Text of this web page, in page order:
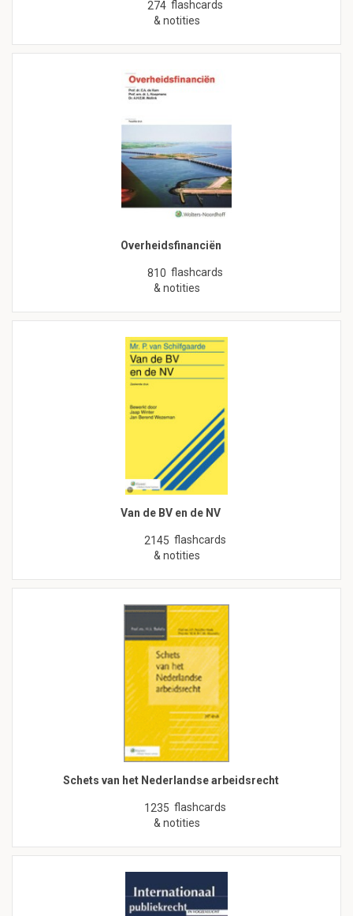
274 flashcards
& notities
Overheidsfinanciën
810 flashcards
& notities
Van de BV en de NV
2145 flashcards
& notities
Schets van het Nederlandse arbeidsrecht
1235 flashcards
& notities